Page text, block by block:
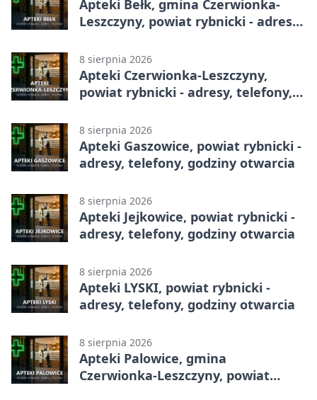
Apteki Bełk, gmina Czerwionka-
Leszczyny, powiat rybnicki - adresy,
8 sierpnia 2026
Apteki Czerwionka-Leszczyny,
powiat rybnicki - adresy, telefony,
8 sierpnia 2026
Apteki Gaszowice, powiat rybnicki -
adresy, telefony, godziny otwarcia
8 sierpnia 2026
Apteki Jejkowice, powiat rybnicki -
adresy, telefony, godziny otwarcia
8 sierpnia 2026
Apteki LYSKI, powiat rybnicki -
adresy, telefony, godziny otwarcia
8 sierpnia 2026
Apteki Palowice, gmina
Czerwionka-Leszczyny, powiat